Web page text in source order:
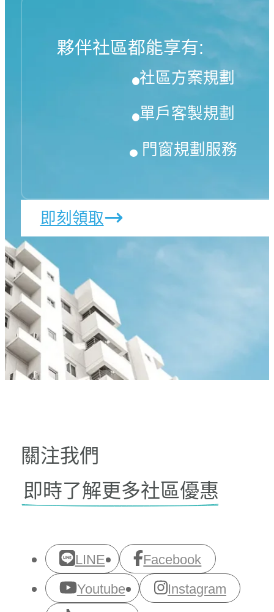
夥伴社區都能享有:
社區方案規劃
單戶客製規劃
門窗規劃服務
即刻領取
關注我們
即時了解更多社區優惠
LINE
Facebook
Youtube
Instagram